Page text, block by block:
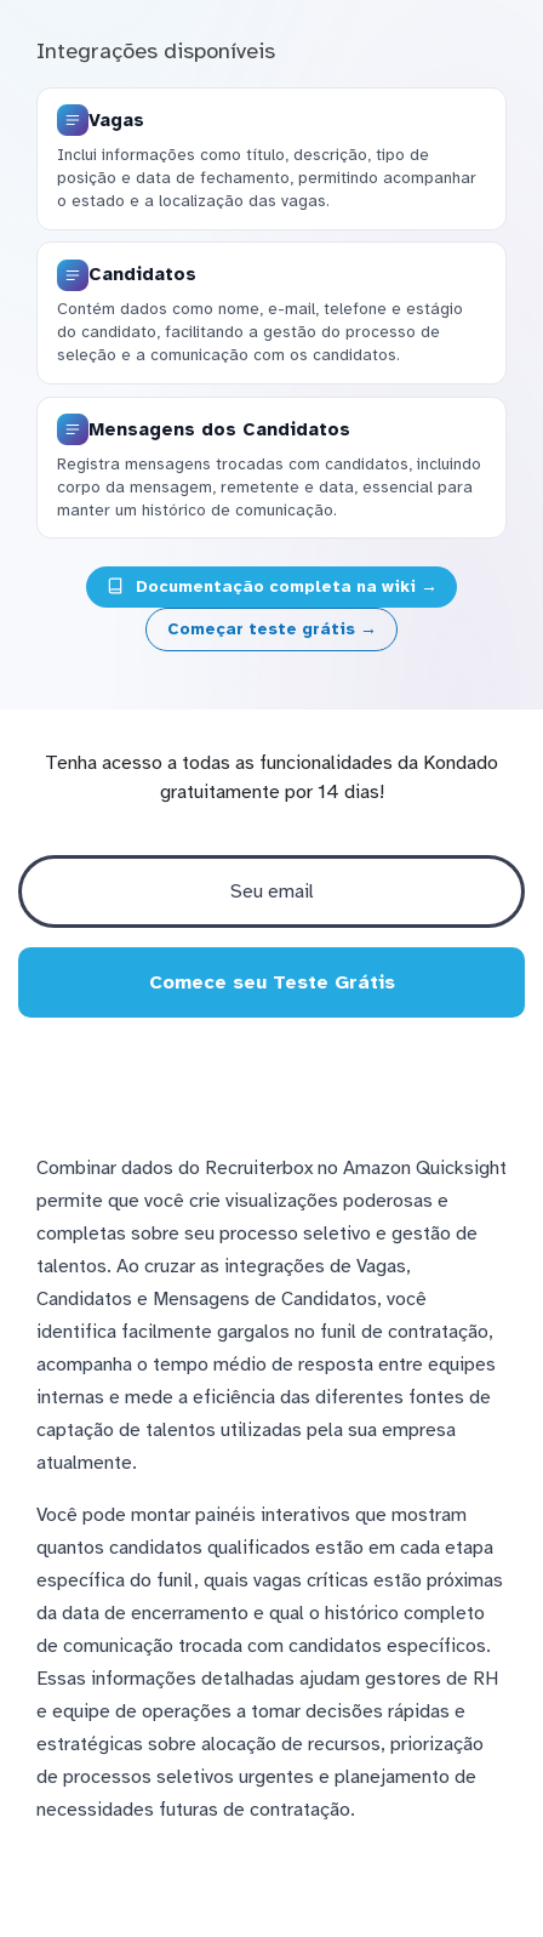
Integrações disponíveis
Vagas
Inclui informações como título, descrição, tipo de
posição e data de fechamento, permitindo acompanhar
o estado e a localização das vagas.
Candidatos
Contém dados como nome, e-mail, telefone e estágio
do candidato, facilitando a gestão do processo de
seleção e a comunicação com os candidatos.
Mensagens dos Candidatos
Registra mensagens trocadas com candidatos, incluindo
corpo da mensagem, remetente e data, essencial para
manter um histórico de comunicação.
Documentação completa na wiki →
Começar teste grátis →
Tenha acesso a todas as funcionalidades da Kondado
gratuitamente por 14 dias!
Comece seu Teste Grátis
Combinar dados do Recruiterbox no Amazon Quicksight
permite que você crie visualizações poderosas e
completas sobre seu processo seletivo e gestão de
talentos. Ao cruzar as integrações de Vagas,
Candidatos e Mensagens de Candidatos, você
identifica facilmente gargalos no funil de contratação,
acompanha o tempo médio de resposta entre equipes
internas e mede a eficiência das diferentes fontes de
captação de talentos utilizadas pela sua empresa
atualmente.
Você pode montar painéis interativos que mostram
quantos candidatos qualificados estão em cada etapa
específica do funil, quais vagas críticas estão próximas
da data de encerramento e qual o histórico completo
de comunicação trocada com candidatos específicos.
Essas informações detalhadas ajudam gestores de RH
e equipe de operações a tomar decisões rápidas e
estratégicas sobre alocação de recursos, priorização
de processos seletivos urgentes e planejamento de
necessidades futuras de contratação.